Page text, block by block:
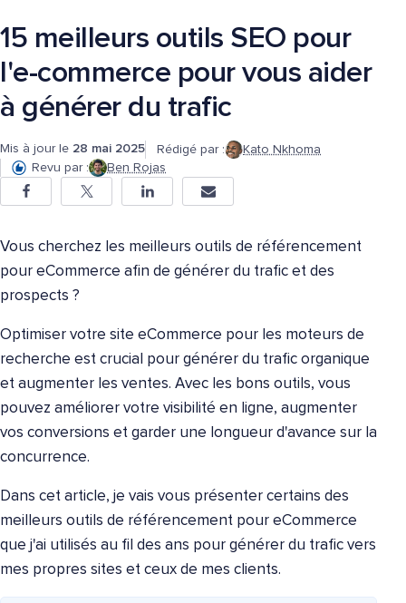
15 meilleurs outils SEO pour
l'e-commerce pour vous aider
à générer du trafic
Mis à jour le 28 mai 2025 Rédigé par :
Kato Nkhoma
Revu par :
Ben Rojas
Vous cherchez les meilleurs outils de référencement
pour eCommerce afin de générer du trafic et des
prospects ?
Optimiser votre site eCommerce pour les moteurs de
recherche est crucial pour générer du trafic organique
et augmenter les ventes. Avec les bons outils, vous
pouvez améliorer votre visibilité en ligne, augmenter
vos conversions et garder une longueur d'avance sur la
concurrence.
Dans cet article, je vais vous présenter certains des
meilleurs outils de référencement pour eCommerce
que j'ai utilisés au fil des ans pour générer du trafic vers
mes propres sites et ceux de mes clients.